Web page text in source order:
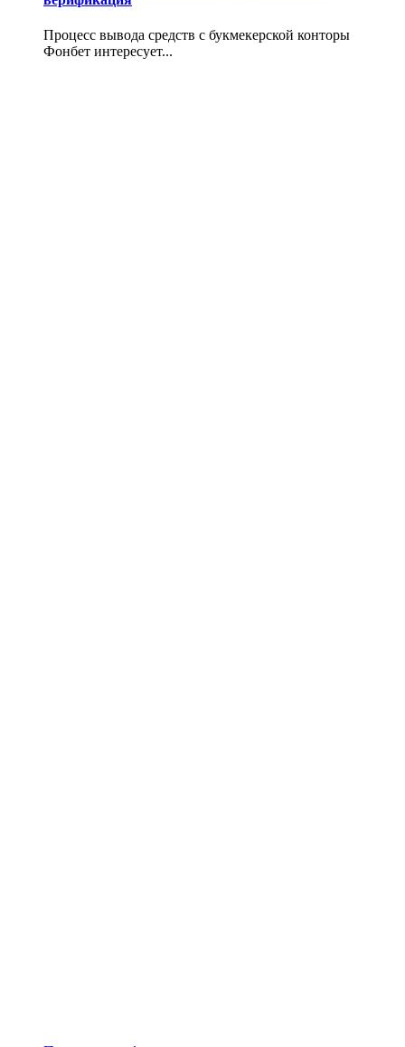
Процесс вывода средств с букмекерской конторы
Фонбет интересует...